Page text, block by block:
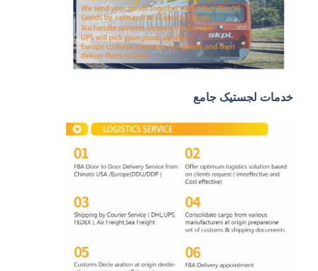
باربری کامیون
خدمات انبار
خدمات لجستیک جامع